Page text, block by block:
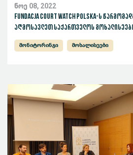
ნოე 08, 2022
Fundacja Court Watch Polska-ს
აღმოსავლეთ საქართველოს
მონიტორინგი მოხალისეები